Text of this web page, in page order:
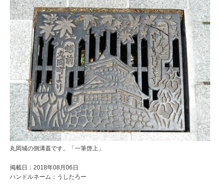
丸岡城の側溝蓋です。「一筆啓上」
掲載日：2018年08月06日
ハンドルネーム：うしたろー